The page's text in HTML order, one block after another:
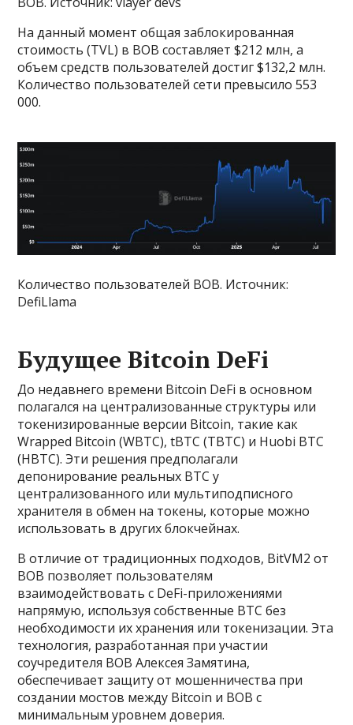
На данный момент общая заблокированная
стоимость (TVL) в BOB составляет $212 млн, а
объем средств пользователей достиг $132,2 млн.
Количество пользователей сети превысило 553
000.
Количество пользователей BOB. Источник:
DefiLlama
Будущее Bitcoin DeFi
До недавнего времени Bitcoin DeFi в основном
полагался на централизованные структуры или
токенизированные версии Bitcoin, такие как
Wrapped Bitcoin (WBTC), tBTC (TBTC) и Huobi BTC
(HBTC). Эти решения предполагали
депонирование реальных BTC у
централизованного или мультиподписного
хранителя в обмен на токены, которые можно
использовать в других блокчейнах.
В отличие от традиционных подходов, BitVM2 от
BOB позволяет пользователям
взаимодействовать с DeFi-приложениями
напрямую, используя собственные BTC без
необходимости их хранения или токенизации. Эта
технология, разработанная при участии
соучредителя BOB Алексея Замятина,
обеспечивает защиту от мошенничества при
создании мостов между Bitcoin и BOB с
минимальным уровнем доверия.